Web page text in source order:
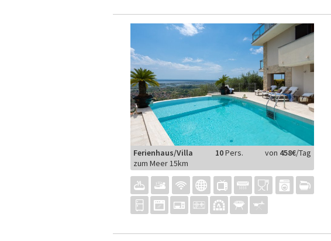
Ferienhaus/Villa 10Pers. von 458€/Tag
zum Meer 15km